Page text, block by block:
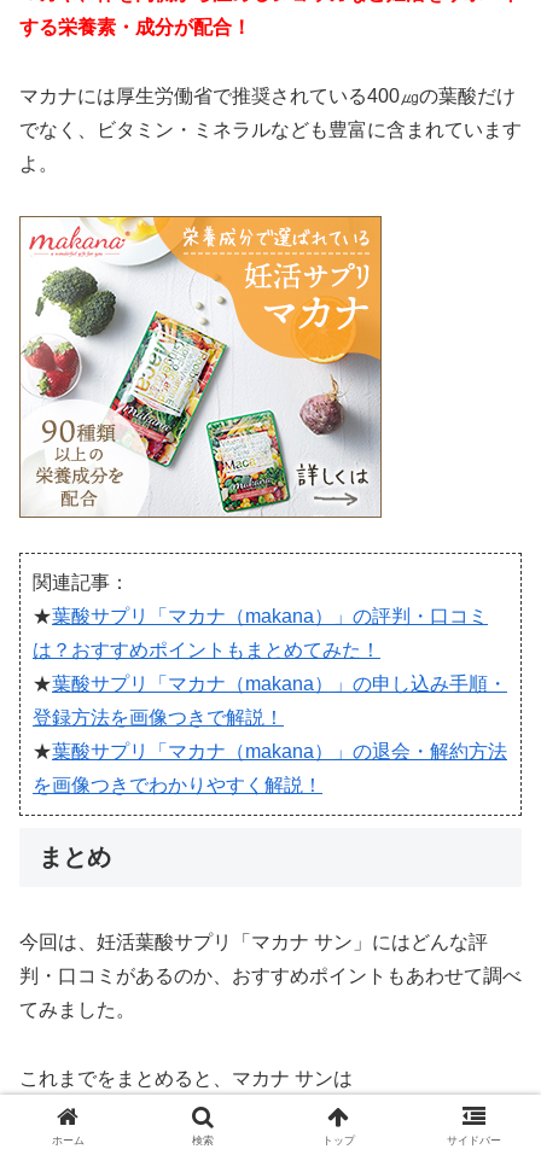
する栄養素・成分が配合！
マカナには厚生労働省で推奨されている400㎍の葉酸だけ
でなく、ビタミン・ミネラルなども豊富に含まれています
よ。
関連記事：
★葉酸サプリ「マカナ（makana）」の評判・口コミ
は？おすすめポイントもまとめてみた！
★葉酸サプリ「マカナ（makana）」の申し込み手順・
登録方法を画像つきで解説！
★葉酸サプリ「マカナ（makana）」の退会・解約方法
を画像つきでわかりやすく解説！
まとめ
今回は、妊活葉酸サプリ「マカナ サン」にはどんな評
判・口コミがあるのか、おすすめポイントもあわせて調べ
てみました。
これまでをまとめると、マカナ サンは
妊活をサポートする葉酸・ビタミン・ミネラルなど
ホーム 検索 トップ サイドバー